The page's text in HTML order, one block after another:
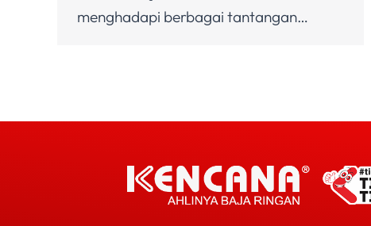
menghadapi berbagai tantangan…